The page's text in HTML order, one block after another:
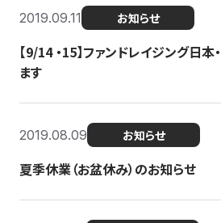
2019.09.11 お知らせ
【9/14 ・15】ファンドレイジング日本
ます
2019.08.09 お知らせ
夏季休業（お盆休み）のお知らせ